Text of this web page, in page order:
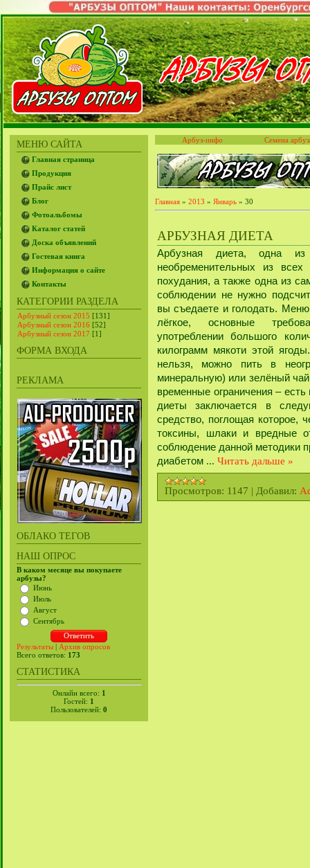
МЕНЮ САЙТА
Главная страница
Продукция
Прайс лист
Блог
Фотоальбомы
Каталог статей
Доска объявлений
Гостевая книга
Информация о сайте
Контакты
КАТЕГОРИИ РАЗДЕЛА
Арбузный сезон 2015 [131]
Арбузный сезон 2016 [52]
Арбузный сезон 2017 [1]
ФОРМА ВХОДА
РЕКЛАМА
ОБЛАКО ТЕГОВ
НАШ ОПРОС
В каком месяце вы покупаете
арбузы?
Июнь
Июль
Август
Сентябрь
Результаты | Архив опросов
Всего ответов: 173
СТАТИСТИКА
Онлайн всего: 1
Гостей: 1
Пользователей: 0
Арбуз-инфо Семена
Главная » 2013 » Январь » 30
АРБУЗНАЯ ДИЕТА
Арбузная диета, одна
необременительных из
похудания, а также одна из
соблюдении не нужно
вы съедаете и голодать.
лёгкое, основные
употреблении большого
килограмм мякоти этой
нельзя, можно пить в
минеральную) или зелёный
временные ограничения –
диеты заключается в
средство, поглощая которое,
токсины, шлаки и вредные
соблюдение данной методики
диабетом ... Читать дальше »
Просмотров: 1147 | Добавил: